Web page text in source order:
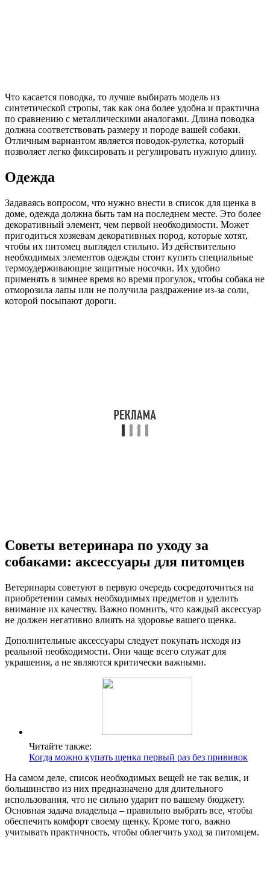
Что касается поводка, то лучше выбирать модель из
синтетической стропы, так как она более удобна и практична
по сравнению с металлическими аналогами. Длина поводка
должна соответствовать размеру и породе вашей собаки.
Отличным вариантом является поводок-рулетка, который
позволяет легко фиксировать и регулировать нужную длину.
Одежда
Задаваясь вопросом, что нужно внести в список для щенка в
доме, одежда должна быть там на последнем месте. Это более
декоративный элемент, чем первой необходимости. Может
пригодиться хозяевам декоративных пород, которые хотят,
чтобы их питомец выглядел стильно. Из действительно
необходимых элементов одежды стоит купить специальные
термоудерживающие защитные носочки. Их удобно
применять в зимнее время во время прогулок, чтобы собака не
отморозила лапы или не получила раздражение из-за соли,
которой посыпают дороги.
Советы ветеринара по уходу за
собаками: аксессуары для питомцев
Ветеринары советуют в первую очередь сосредоточиться на
приобретении самых необходимых предметов и уделить
внимание их качеству. Важно помнить, что каждый аксессуар
не должен негативно влиять на здоровье вашего щенка.
Дополнительные аксессуары следует покупать исходя из
реальной необходимости. Они чаще всего служат для
украшения, а не являются критически важными.
Читайте также:
Когда можно купать щенка первый раз без прививок
На самом деле, список необходимых вещей не так велик, и
большинство из них предназначено для длительного
использования, что не сильно ударит по вашему бюджету.
Основная задача владельца – правильно выбрать все, чтобы
обеспечить комфорт своему щенку. Кроме того, важно
учитывать практичность, чтобы облегчить уход за питомцем.